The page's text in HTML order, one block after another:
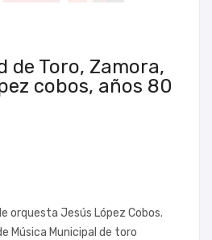
de Toro, Zamora,
cobos, años 80
orquesta Jesús López Cobos.
Música Municipal de toro